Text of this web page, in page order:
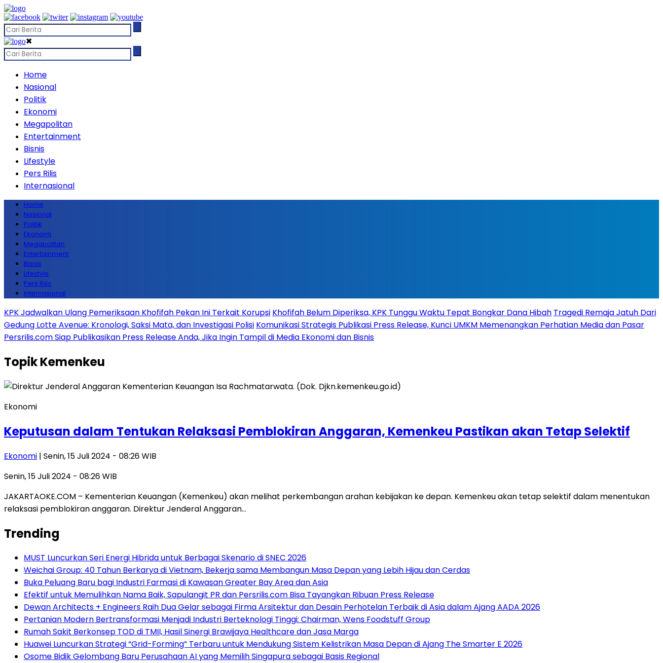
✖
Home
Nasional
Politik
Ekonomi
Megapolitan
Entertainment
Bisnis
Lifestyle
Pers Rilis
Internasional
Home
Nasional
Politik
Ekonomi
Megapolitan
Entertainment
Bisnis
Lifestyle
Pers Rilis
Internasional
KPK Jadwalkan Ulang Pemeriksaan Khofifah Pekan Ini Terkait Korupsi Khofifah Belum Diperiksa, KPK Tunggu Waktu Tepat Bongkar Dana Hibah Tragedi Remaja Jatuh Dari
Gedung Lotte Avenue: Kronologi, Saksi Mata, dan Investigasi Polisi Komunikasi Strategis Publikasi Press Release, Kunci UMKM Memenangkan Perhatian Media dan Pasar
Persrilis.com Siap Publikasikan Press Release Anda, Jika Ingin Tampil di Media Ekonomi dan Bisnis
TopikKemenkeu
Ekonomi
Keputusan dalam Tentukan Relaksasi Pemblokiran Anggaran, Kemenkeu Pastikan akan Tetap Selektif
Ekonomi | Senin, 15 Juli 2024 - 08:26 WIB
Senin, 15 Juli 2024 - 08:26 WIB
JAKARTAOKE.COM – Kementerian Keuangan (Kemenkeu) akan melihat perkembangan arahan kebijakan ke depan. Kemenkeu akan tetap selektif dalam menentukan
relaksasi pemblokiran anggaran. Direktur Jenderal Anggaran…
Trending
MUST Luncurkan Seri Energi Hibrida untuk Berbagai Skenario di SNEC 2026
Weichai Group: 40 Tahun Berkarya di Vietnam, Bekerja sama Membangun Masa Depan yang Lebih Hijau dan Cerdas
Buka Peluang Baru bagi Industri Farmasi di Kawasan Greater Bay Area dan Asia
Efektif untuk Memulihkan Nama Baik, Sapulangit PR dan Persrilis.com Bisa Tayangkan Ribuan Press Release
Dewan Architects + Engineers Raih Dua Gelar sebagai Firma Arsitektur dan Desain Perhotelan Terbaik di Asia dalam Ajang AADA 2026
Pertanian Modern Bertransformasi Menjadi Industri Berteknologi Tinggi: Chairman, Wens Foodstuff Group
Rumah Sakit Berkonsep TOD di TMII, Hasil Sinergi Brawijaya Healthcare dan Jasa Marga
Huawei Luncurkan Strategi “Grid-Forming” Terbaru untuk Mendukung Sistem Kelistrikan Masa Depan di Ajang The Smarter E 2026
Osome Bidik Gelombang Baru Perusahaan AI yang Memilih Singapura sebagai Basis Regional